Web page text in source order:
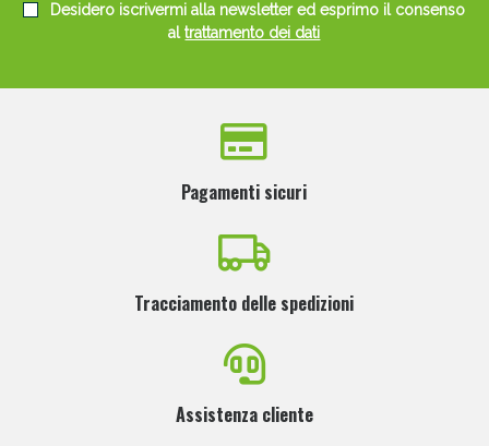
Desidero iscrivermi alla newsletter ed esprimo il consenso
altrattamento dei dati
Pagamenti sicuri
Tracciamento delle spedizioni
Assistenza cliente